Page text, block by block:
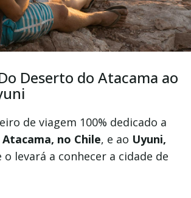
Deserto do Atacama ao
de viagem 100% dedicado a
no Chile, e ao Uyuni,
o levará a conhecer a cidade de
onde será possível